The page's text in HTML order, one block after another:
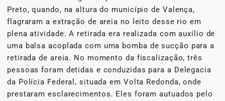
Preto, quando, na altura do município de Valença,
flagraram a extração de areia no leito desse rio em
plena atividade. A retirada era realizada com auxílio de
uma balsa acoplada com uma bomba de sucção para a
retirada de areia. No momento da fiscalização, três
pessoas foram detidas e conduzidas para a Delegacia
da Polícia Federal, situada em Volta Redonda, onde
prestaram esclarecimentos. Eles foram autuados pelo